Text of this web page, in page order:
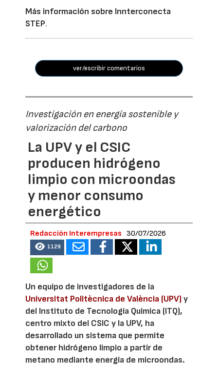
Más información sobre Innterconecta
STEP.
ver/escribir comentarios
Investigación en energía sostenible y
valorización del carbono
La UPV y el CSIC
producen hidrógeno
limpio con microondas
y menor consumo
energético
Redacción Interempresas 30/07/2026
1129
Un equipo de investigadores de la
Universitat Politècnica de València (UPV)y
del Instituto de Tecnología Química (ITQ),
centro mixto del CSIC y la UPV, ha
desarrollado un sistema que permite
obtener hidrógeno limpio a partir de
metano mediante energía de microondas.